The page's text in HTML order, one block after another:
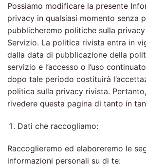
Possiamo modificare la presente
privacy in qualsiasi momento senza
pubblicheremo politiche sulla
Servizio. La politica rivista entra in
dalla data di pubblicazione della
servizio e l’accesso o l’uso
dopo tale periodo costituirà
politica sulla privacy rivista.
rivedere questa pagina di tanto in
Dati che raccogliamo:
Raccoglieremo ed elaboreremo le
informazioni personali su di te: